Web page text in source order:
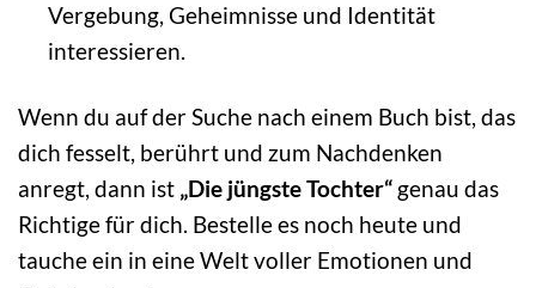
Vergebung, Geheimnisse und Identität
interessieren.
Wenn du auf der Suche nach einem Buch bist, das
dich fesselt, berührt und zum Nachdenken
anregt, dann ist „Die jüngste Tochter“ genau das
Richtige für dich. Bestelle es noch heute und
tauche ein in eine Welt voller Emotionen und